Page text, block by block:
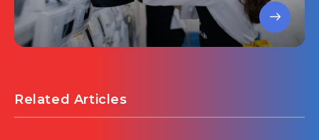
Related Articles